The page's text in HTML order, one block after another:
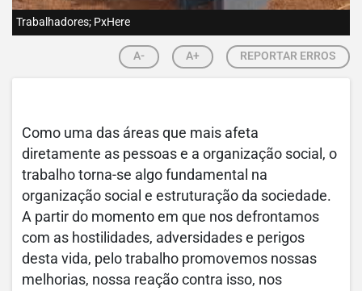
Trabalhadores; PxHere
A- A+ REPORTAR ERROS
Como uma das áreas que mais afeta
diretamente as pessoas e a organização social, o
trabalho torna-se algo fundamental na
organização social e estruturação da sociedade.
A partir do momento em que nos defrontamos
com as hostilidades, adversidades e perigos
desta vida, pelo trabalho promovemos nossas
melhorias, nossa reação contra isso, nos